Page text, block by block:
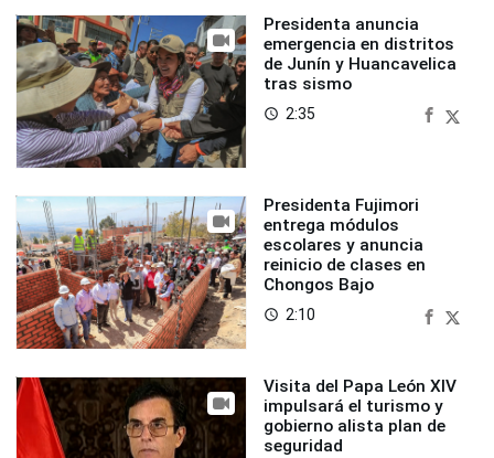
Presidenta anuncia
emergencia en distritos
de Junín y Huancavelica
tras sismo
access_time 2:35
Presidenta Fujimori
entrega módulos
escolares y anuncia
reinicio de clases en
Chongos Bajo
access_time 2:10
Visita del Papa León XIV
impulsará el turismo y
gobierno alista plan de
seguridad